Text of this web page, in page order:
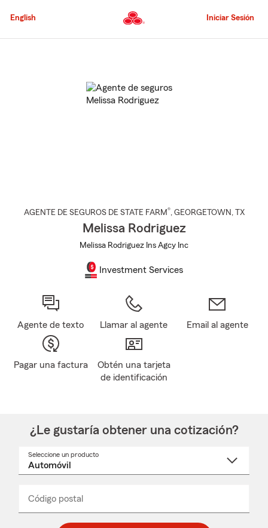
al
principal
English Iniciar Sesión
AGENTE DE SEGUROS DE STATE FARM®, GEORGETOWN , TX
Melissa Rodriguez
Melissa Rodriguez Ins Agcy Inc
Investment Services
Agente de texto Llamar al agente Email al agente
Pagar una factura
Obtén una tarjeta
de identificación
¿Le gustaría obtener una cotización?
Seleccione un producto
desplegable
Código postal
_____